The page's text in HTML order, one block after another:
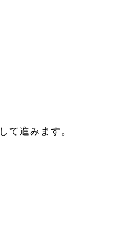
て進みます。